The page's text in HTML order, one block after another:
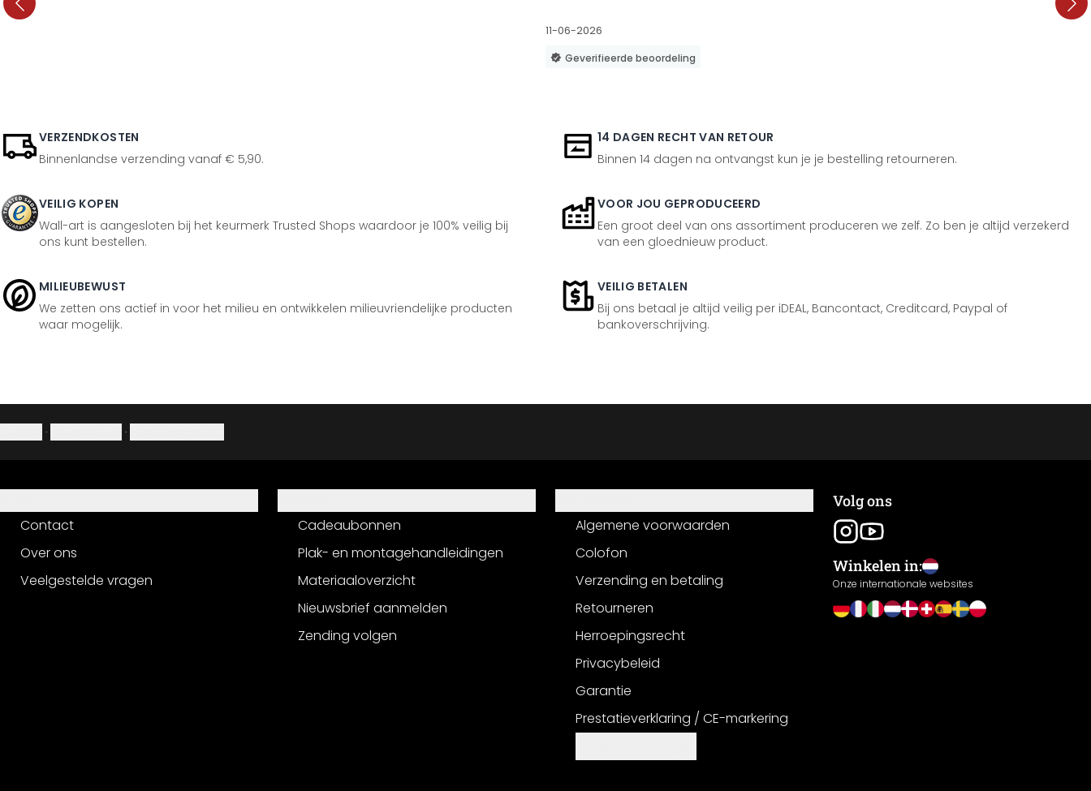
11-06-2026
Geverifieerde beoordeling
VERZENDKOSTEN
Binnenlandse verzending vanaf € 5,90.
14 DAGEN RECHT VAN RETOUR
Binnen 14 dagen na ontvangst kun je je bestelling retourneren.
VEILIG KOPEN
Wall-art is aangesloten bij het keurmerk Trusted Shops waardoor je 100% veilig bij
ons kunt bestellen.
VOOR JOU GEPRODUCEERD
Een groot deel van ons assortiment produceren we zelf. Zo ben je altijd verzekerd
van een gloednieuw product.
MILIEUBEWUST
We zetten ons actief in voor het milieu en ontwikkelen milieuvriendelijke producten
waar mogelijk.
VEILIG BETALEN
Bij ons betaal je altijd veilig per iDEAL, Bancontact, Creditcard, Paypal of
bankoverschrijving.
· ·
Contact
Over ons
Veelgestelde vragen
Cadeaubonnen
Plak- en montagehandleidingen
Materiaaloverzicht
Nieuwsbrief aanmelden
Zending volgen
Algemene voorwaarden
Colofon
Verzending en betaling
Retourneren
Herroepingsrecht
Privacybeleid
Garantie
Prestatieverklaring / CE-markering
Volg ons
Winkelen in:
Onze internationale websites